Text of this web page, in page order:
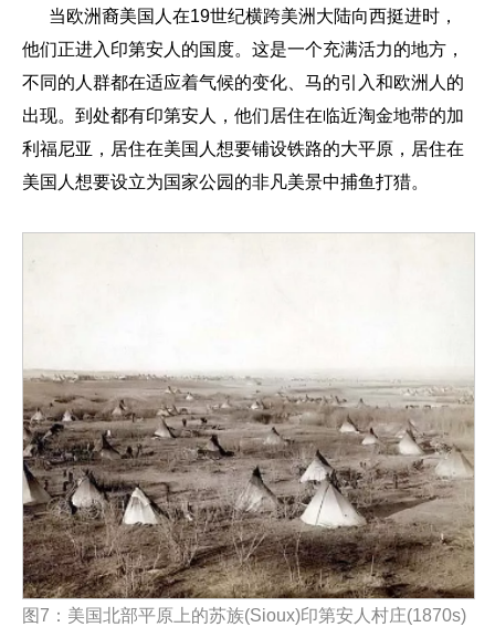
当欧洲裔美国人在19世纪横跨美洲大陆向西挺进时，
他们正进入印第安人的国度。这是一个充满活力的地方，
不同的人群都在适应着气候的变化、马的引入和欧洲人的
出现。到处都有印第安人，他们居住在临近淘金地带的加
利福尼亚，居住在美国人想要铺设铁路的大平原，居住在
美国人想要设立为国家公园的非凡美景中捕鱼打猎。
图 7 ：美国北部平原上的苏族(Sioux)印第安人村庄(1870s)